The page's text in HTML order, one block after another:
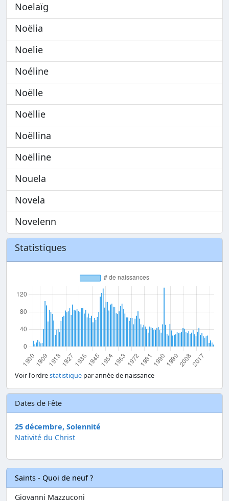
Noelaïg
Noëlia
Noelie
Noéline
Noëlle
Noëllie
Noëllina
Noëlline
Nouela
Novela
Novelenn
Statistiques
Voir l'ordrestatistique par année de naissance
Dates de Fête
25 décembre, Solennité
Nativité du Christ
Saints - Quoi de neuf ?
Giovanni Mazzuconi